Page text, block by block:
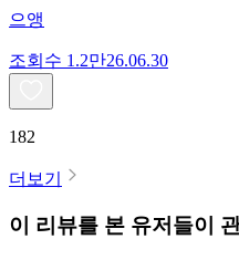
으앵
조회수 1.2만26.06.30
182
더보기
이 리뷰를 본 유저들이